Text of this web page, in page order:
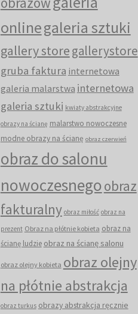
onlinegaleria sztuki
gallery storegallerystore
gruba faktura internetowa
galeria malarstwa internetowa
galeria sztuki kwiaty abstrakcyjne
obrazy na ścianę malarstwo nowoczesne
modne obrazy na ścianę obraz czerwień
obraz do salonu
nowoczesnegoobraz
fakturalny obraz miłość obraz na
prezent Obraz na płótnie kobieta obraz na
ścianę ludzie obraz na ścianę salonu
obraz olejny kobieta obraz olejny
na płótnie abstrakcja
obraz turkus obrazy abstrakcja ręcznie